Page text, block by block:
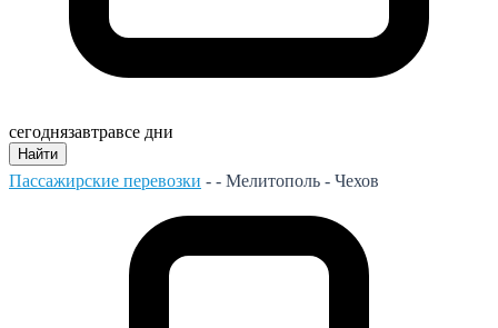
сегоднязавтравсе дни
Найти
Пассажирские перевозки - - Мелитополь - Чехов